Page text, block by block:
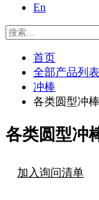
En
首页
全部产品列表
冲棒
各类圆型冲棒
各类圆型冲
加入询问清单